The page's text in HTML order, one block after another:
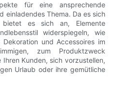
für eine ansprechende
einladendes Thema. Da es sich
bietet es sich an, Elemente
widerspiegeln, wie
und Accessoires im
zum Produktzweck
Kunden, sich vorzustellen,
Urlaub oder ihre gemütliche